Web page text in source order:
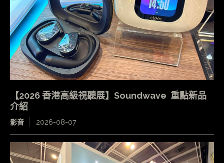
【2026 香港高級視聽展】Soundwave 重點新品
介紹
影音 2026-08-07